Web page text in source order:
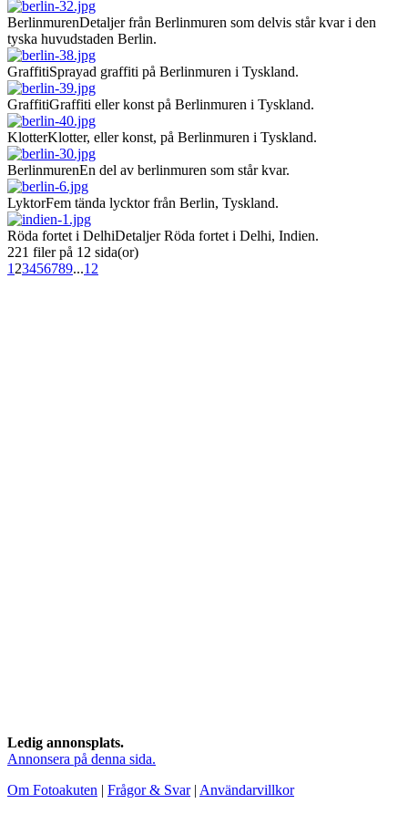
BerlinmurenDetaljer från Berlinmuren som delvis står kvar i den
tyska huvudstaden Berlin.
GraffitiSprayad graffiti på Berlinmuren i Tyskland.
GraffitiGraffiti eller konst på Berlinmuren i Tyskland.
KlotterKlotter, eller konst, på Berlinmuren i Tyskland.
BerlinmurenEn del av berlinmuren som står kvar.
LyktorFem tända lycktor från Berlin, Tyskland.
Röda fortet i DelhiDetaljer Röda fortet i Delhi, Indien.
221 filer på 12 sida(or)
1 23456789...12
Ledig annonsplats.
Annonsera på denna sida.
Om Fotoakuten | Frågor & Svar| Användarvillkor